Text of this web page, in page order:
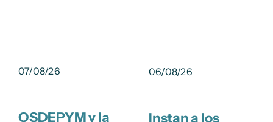
07/08/26
OSDEPYM y la
06/08/26
Instan a los